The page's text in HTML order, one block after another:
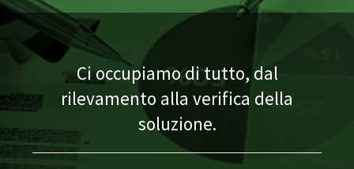
Ci occupiamo di tutto, dal
rilevamento alla verifica della
soluzione.